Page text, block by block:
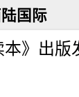
国际
本》出版